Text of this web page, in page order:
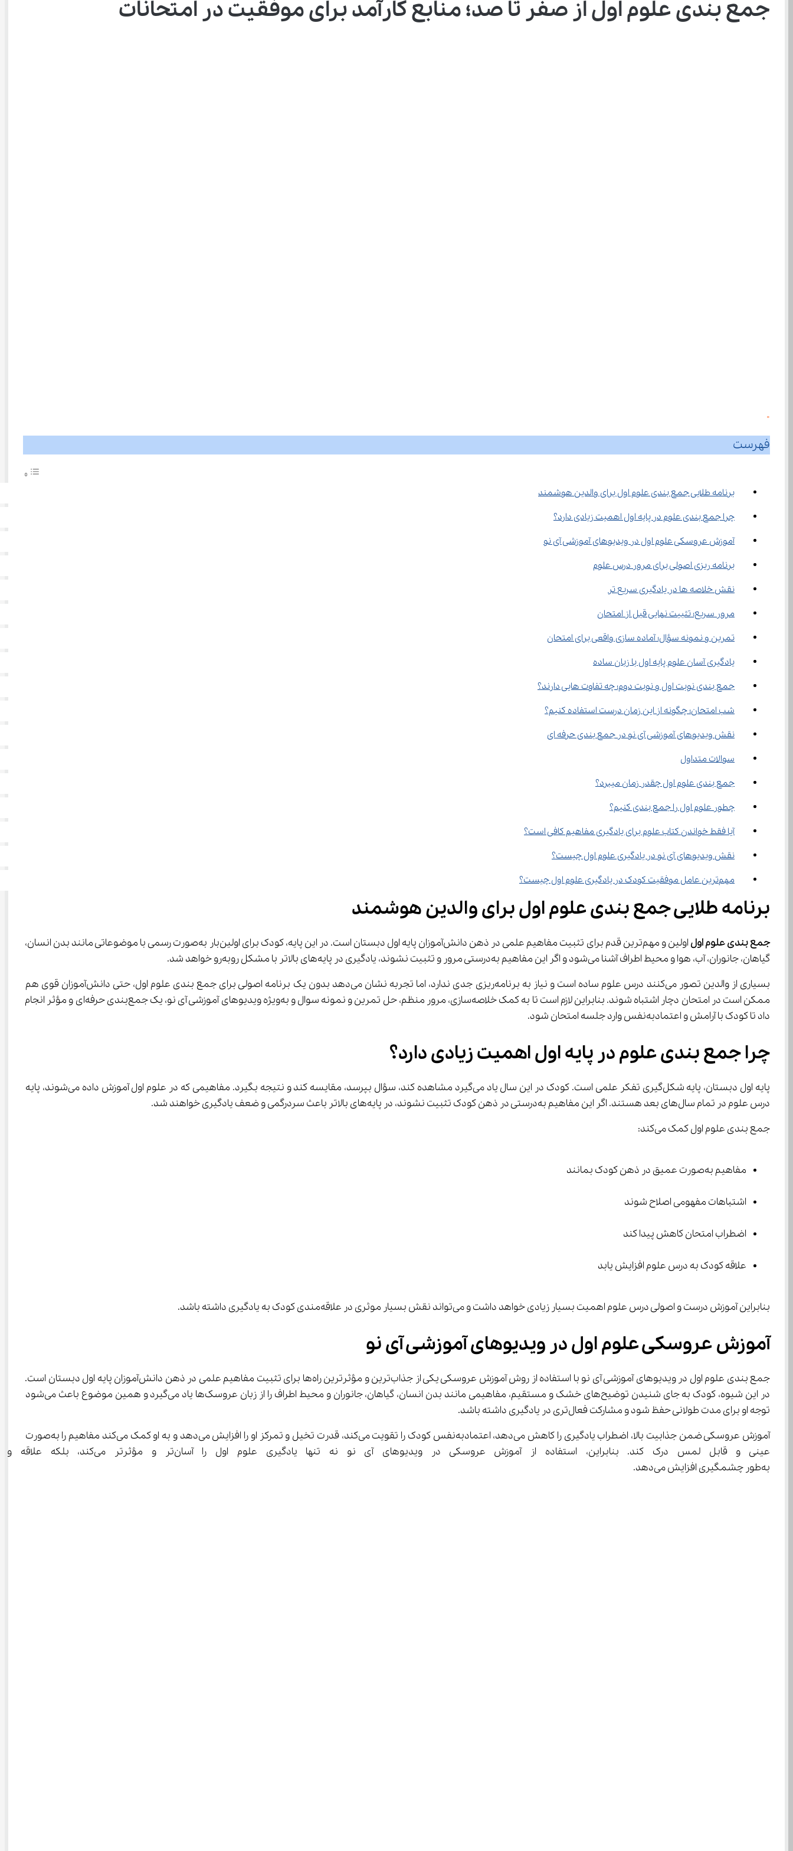
جمع بندی علوم اول از صفر تا صد؛ منابع کارآمد برای موفقیت در امتحانات
0
فهرست
برنامه طلایی جمع بندی علوم اول برای والدین هوشمند
چرا جمع‌ بندی علوم در پایه اول اهمیت زیادی دارد؟
آموزش عروسکی علوم اول در ویدیوهای آموزشی آی نو
برنامه‌ ریزی اصولی برای مرور درس علوم
نقش خلاصه‌ ها در یادگیری سریع‌ تر
مرور سریع؛ تثبیت نهایی قبل از امتحان
تمرین و نمونه سؤال؛ آماده‌ سازی واقعی برای امتحان
یادگیری آسان علوم پایه اول با زبان ساده
جمع ‌بندی نوبت اول و نوبت دوم؛ چه تفاوت‌ هایی دارند؟
شب امتحان؛ چگونه از این زمان درست استفاده کنیم؟
نقش ویدیوهای آموزشی آی نو در جمع‌ بندی حرفه‌ ای
سوالات متداول
جمع بندی علوم اول چقدر زمان میبرد؟
چطور علوم اول را جمع بندی کنیم؟
آیا فقط خواندن کتاب علوم برای یادگیری مفاهیم کافی است؟
نقش ویدیوهای آی نو در یادگیری علوم اول چیست؟
مهم‌ترین عامل موفقیت کودک در یادگیری علوم اول چیست؟
برنامه طلایی جمع بندی علوم اول برای والدین هوشمند
جمع بندی علوم اول
اولین و مهم‌ترین قدم برای تثبیت مفاهیم علمی در ذهن دانش‌آموزان پایه اول دبستان است. در این پایه، کودک برای اولین‌بار به‌صورت رسمی با موضوعاتی مانند بدن انسان،
گیاهان، جانوران، آب، هوا و محیط اطراف آشنا می‌شود و اگر این مفاهیم به‌درستی مرور و تثبیت نشوند، یادگیری در پایه‌های بالاتر با مشکل روبه‌رو خواهد شد.
بسیاری از والدین تصور می‌کنند درس علوم ساده است و نیاز به برنامه‌ریزی جدی ندارد، اما تجربه نشان می‌دهد بدون یک برنامه اصولی برای جمع بندی علوم اول، حتی دانش‌آموزان قوی هم
ممکن است در امتحان دچار اشتباه شوند. بنابراین لازم است تا به کمک خلاصه‌سازی، مرور منظم، حل تمرین و نمونه سوال و به‌ویژه ویدیوهای آموزشی آی نو، یک جمع‌بندی حرفه‌ای و مؤثر انجام
داد تا کودک با آرامش و اعتمادبه‌نفس وارد جلسه امتحان شود.
چرا جمع‌ بندی علوم در پایه اول اهمیت زیادی دارد؟
پایه اول دبستان، پایه شکل‌گیری تفکر علمی است. کودک در این سال یاد می‌گیرد مشاهده کند، سؤال بپرسد، مقایسه کند و نتیجه بگیرد. مفاهیمی که در علوم اول آموزش داده می‌شوند، پایه
درس علوم در تمام سال‌های بعد هستند. اگر این مفاهیم به‌درستی در ذهن کودک تثبیت نشوند، در پایه‌های بالاتر باعث سردرگمی و ضعف یادگیری خواهند شد.
جمع بندی علوم اول کمک می‌کند:
مفاهیم به‌صورت عمیق در ذهن کودک بمانند
اشتباهات مفهومی اصلاح شوند
اضطراب امتحان کاهش پیدا کند
علاقه کودک به درس علوم افزایش یابد
بنابراین آموزش درست و اصولی درس علوم اهمیت بسیار زیادی خواهد داشت و می‌تواند نقش بسیار موثری در علاقه‌مندی کودک به یادگیری داشته باشد.
آموزش عروسکی علوم اول در ویدیوهای آموزشی آی نو
جمع بندی علوم اول در ویدیوهای آموزشی آی نو با استفاده از روش آموزش عروسکی یکی از جذاب‌ترین و مؤثرترین راه‌ها برای تثبیت مفاهیم علمی در ذهن دانش‌آموزان پایه اول دبستان است.
در این شیوه، کودک به جای شنیدن توضیح‌های خشک و مستقیم، مفاهیمی مانند بدن انسان، گیاهان، جانوران و محیط اطراف را از زبان عروسک‌ها یاد می‌گیرد و همین موضوع باعث می‌شود
توجه او برای مدت طولانی حفظ شود و مشارکت فعال‌تری در یادگیری داشته باشد.
آموزش عروسکی ضمن جذابیت بالا، اضطراب یادگیری را کاهش می‌دهد، اعتمادبه‌نفس کودک را تقویت می‌کند، قدرت تخیل و تمرکز او را افزایش می‌دهد و به او کمک می‌کند مفاهیم را به‌صورت
عینی و قابل لمس درک کند. بنابراین، استفاده از آموزش
به‌طور چشمگیری افزایش می‌دهد.